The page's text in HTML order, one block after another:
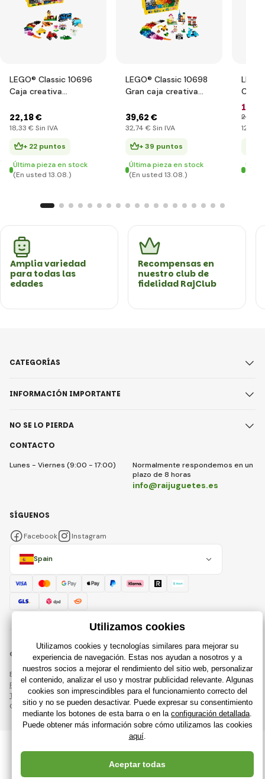
LEGO® Classic 10696
Caja creativa
22,18 €
18,33 € Sin IVA
+ 22 puntos
Última pieza en stock
(En usted 13.08.)
LEGO® Classic 10698
Gran caja creativa
39,62 €
32,74 € Sin IVA
+ 39 puntos
Última pieza en stock
(En usted 13.08.)
15
20
12
(En
Amplia variedad
para todas las
edades
Recompensas en
nuestro club de
fidelidad RajClub
CONTACTO
Lunes - Viernes (9:00 - 17:00)
Normalmente respondemos en un
plazo de 8 horas
info@raijuguetes.es
CATEGORÍAS
INFORMACIÓN IMPORTANTE
NO SE LO PIERDA
Spain
SÍGUENOS
Facebook Instagram
© 2018 - 2026 Raijuguetes.es, Todos los derechos reservados
Esta página está protegida por reCAPTCHA y se aplican
Política de privacidadcompañías de Google y su
Términos y condiciones.
Creación de tiendas en línea eficientes desdeRIESENIA